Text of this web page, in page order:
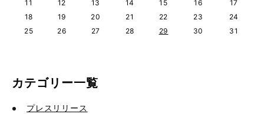
11
12 13 14 15 16
17
18
19 20 21 22 23
24
25
26 27 28 29 30 31
カテゴリー一覧
プレスリリース